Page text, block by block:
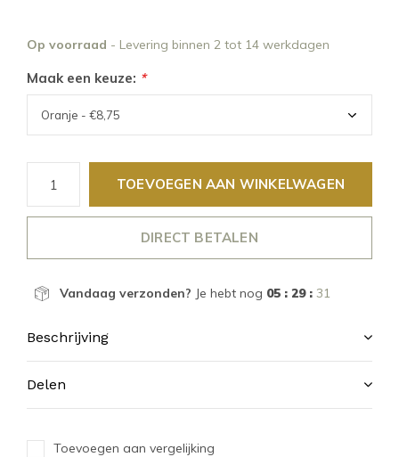
Op voorraad - Levering binnen 2 tot 14 werkdagen
Maak een keuze: *
TOEVOEGEN AAN WINKELWAGEN
DIRECT BETALEN
Vandaag verzonden? Je hebt nog 05 : 29 : 31
Beschrijving
Delen
Toevoegen aan vergelijking